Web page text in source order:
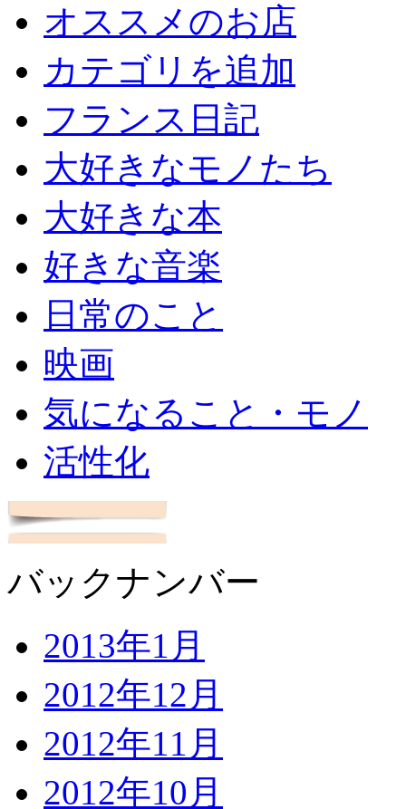
オススメのお店
カテゴリを追加
フランス日記
大好きなモノたち
大好きな本
好きな音楽
日常のこと
映画
気になること・モノ
活性化
バックナンバー
2013年1月
2012年12月
2012年11月
2012年10月